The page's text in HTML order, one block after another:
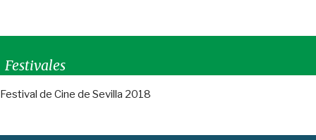
Festivales
Festival de Cine de Sevilla 2018